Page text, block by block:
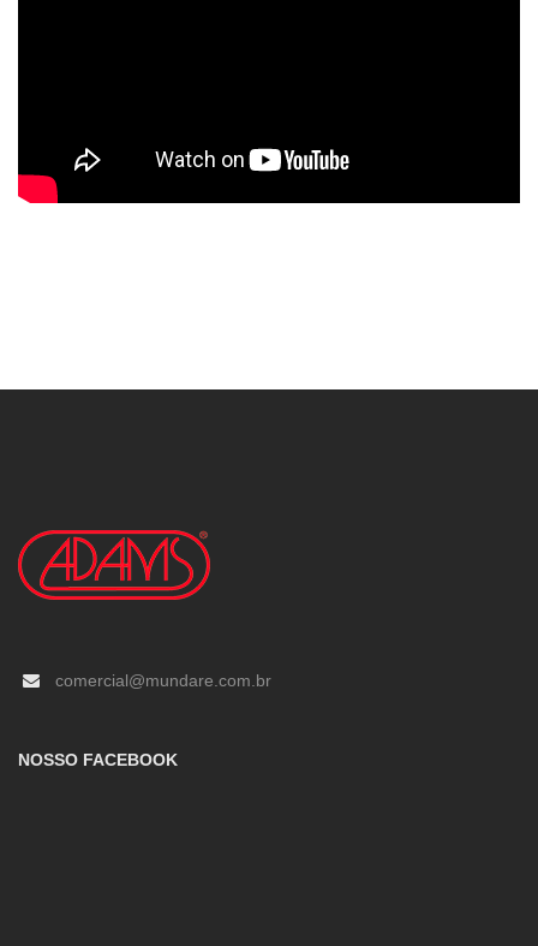
comercial@mundare.com.br
NOSSO FACEBOOK